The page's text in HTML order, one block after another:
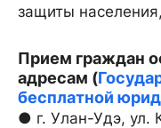
защиты
Прием граждан
адресам (
бесплатной
● г. Улан-Удэ,